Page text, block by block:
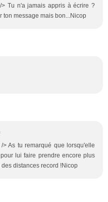
Tu n'a jamais appris à écrire ?
ton message mais bon...Nicop
As tu remarqué que lorsqu'elle
lui faire prendre encore plus
distances record !Nicop